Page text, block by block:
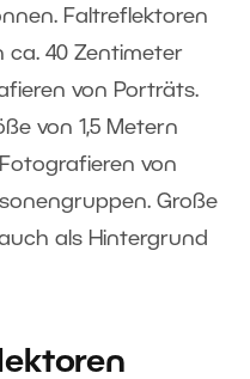
Faltreflektoren
ca. 40 Zentimeter
von Porträts.
von 1,5 Metern
von
Große
als Hintergrund